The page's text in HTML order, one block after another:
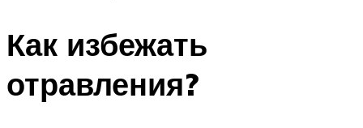
Как избежать
отравления?